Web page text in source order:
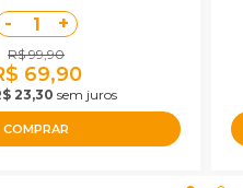
- 1 +
R$ 99,90
69,90
23,30 sem juros
COMPRAR